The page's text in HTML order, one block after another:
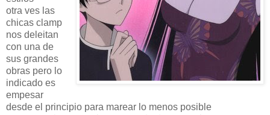
otra ves las
chicas clamp
nos deleitan
con una de
sus grandes
obras pero lo
indicado es
empesar
desde el principio para marear lo menos posible